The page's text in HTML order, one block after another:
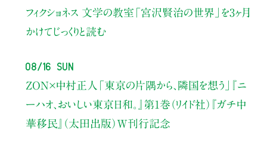
フィクショネス 文学の教室 「宮沢賢治の世界」を3ヶ月
かけてじっくりと読む
08/16 Sun
ZON×中村正人 「東京の片隅から、隣国を想う」
『ニ
ーハオ、おいしい東京日和。』第1巻（リイド社） 『ガチ中
華移民』（太田出版）W刊行記念